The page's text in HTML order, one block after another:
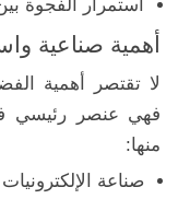
استمرار الفجوة
أهمية صناعية
لا تقتصر أهمية
فهي عنصر رئيسي
منها:
صناعة